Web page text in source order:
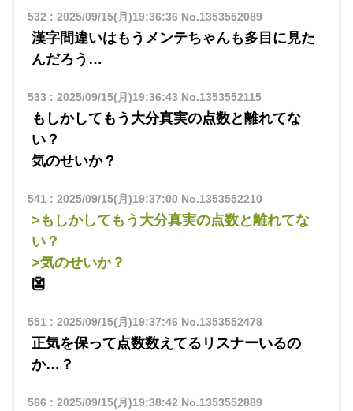
532 : 2025/09/15(月)19:36:36 No.1353552089
漢字間違いはもうメンテちゃんも多目に見た
んだろう…
533 : 2025/09/15(月)19:36:43 No.1353552115
もしかしてもう大分真実の点数と離れてな
い？
気のせいか？
541 : 2025/09/15(月)19:37:00 No.1353552210
>もしかしてもう大分真実の点数と離れてな
い？
>気のせいか？
👺
551 : 2025/09/15(月)19:37:46 No.1353552478
正気を保って点数数えてるリスナーいるの
か…？
566 : 2025/09/15(月)19:38:42 No.1353552889